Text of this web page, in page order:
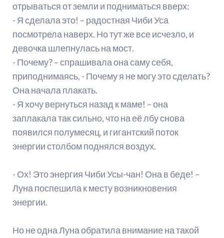
отрываться от земли и подниматься вверх:
- Я сделала это! – радостная Чиби Уса
посмотрела наверх. Но тут же все исчезло, и
девочка шлепнулась на мост.
- Почему? – спрашивала она саму себя,
приподнимаясь, - Почему я не могу это сделать?
Она начала плакать.
- Я хочу вернуться назад к маме! – она
заплакала так сильно, что на её лбу снова
появился полумесяц, и гигантский поток
энергии столбом поднялся воздух.
- Ох! Это энергия Чиби Усы-чан! Она в беде! –
Луна поспешила к месту возникновения
энергии.
Но не одна Луна обратила внимание на такой